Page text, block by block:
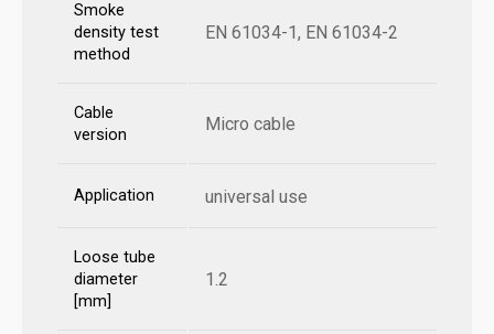
Smoke
density test
method
EN 61034-1, EN 61034-2
Cable
version
Micro cable
Application universal use
Loose tube
diameter
[mm]
1.2